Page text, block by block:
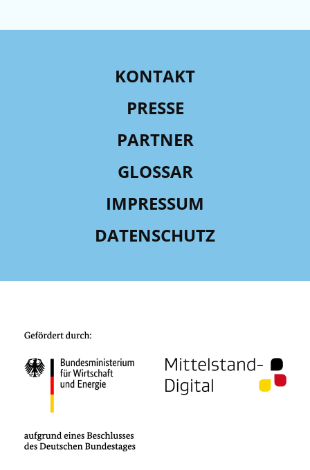
KONTAKT
PRESSE
PARTNER
GLOSSAR
IMPRESSUM
DATENSCHUTZ